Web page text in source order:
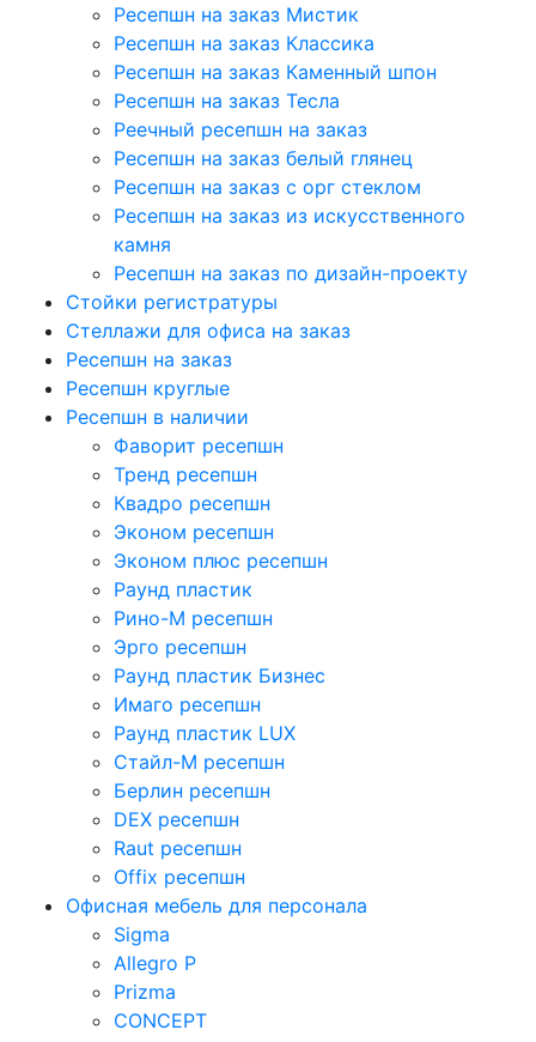
Ресепшн на заказ Мистик
Ресепшн на заказ Классика
Ресепшн на заказ Каменный шпон
Ресепшн на заказ Тесла
Реечный ресепшн на заказ
Ресепшн на заказ белый глянец
Ресепшн на заказ с орг стеклом
Ресепшн на заказ из искусственного
камня
Ресепшн на заказ по дизайн-проекту
Стойки регистратуры
Стеллажи для офиса на заказ
Ресепшн на заказ
Ресепшн круглые
Ресепшн в наличии
Фаворит ресепшн
Тренд ресепшн
Квадро ресепшн
Эконом ресепшн
Эконом плюс ресепшн
Раунд пластик
Рино-М ресепшн
Эрго ресепшн
Раунд пластик Бизнес
Имаго ресепшн
Раунд пластик LUX
Стайл-М ресепшн
Берлин ресепшн
DEX ресепшн
Raut ресепшн
Offix ресепшн
Офисная мебель для персонала
Sigma
Allegro P
Prizma
CONCEPT